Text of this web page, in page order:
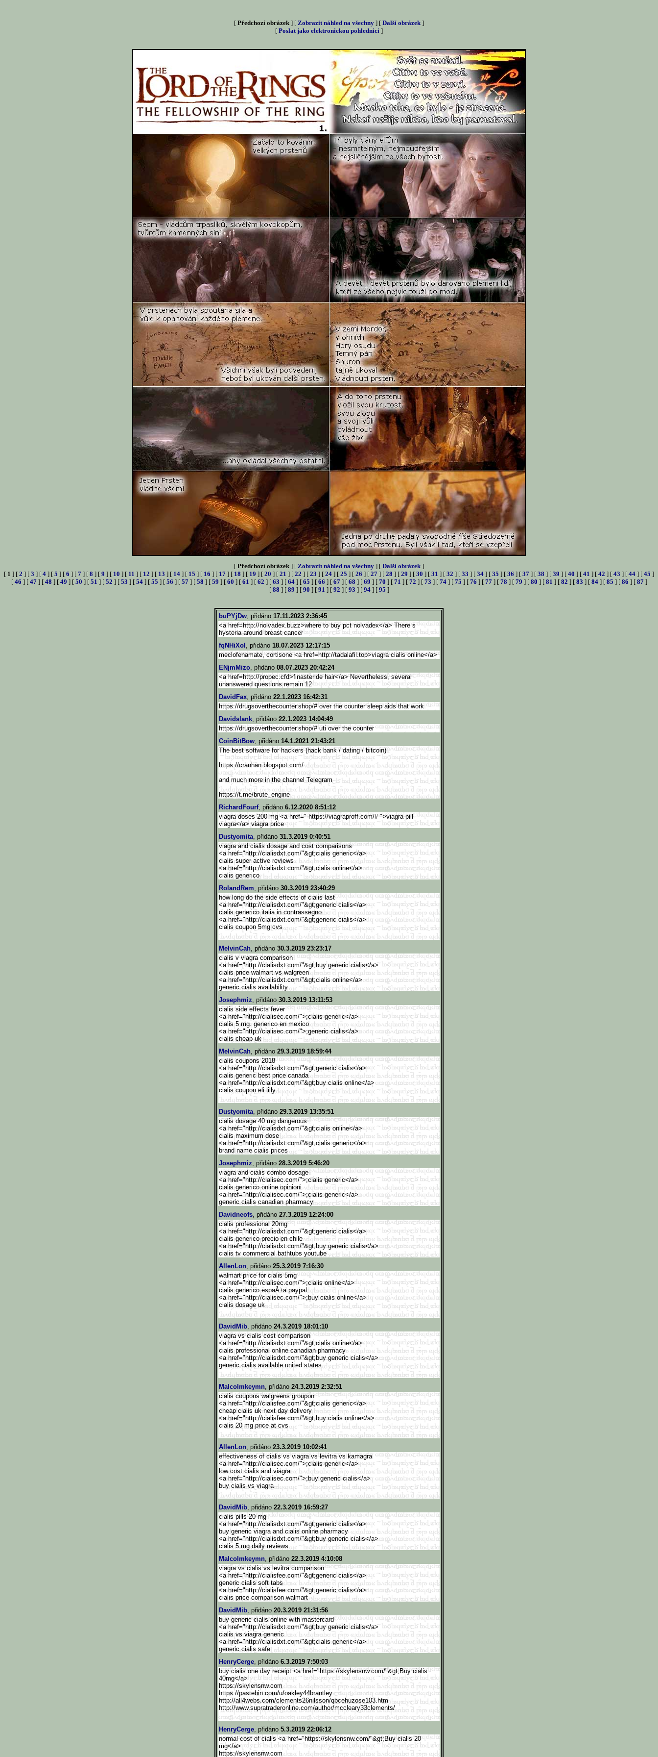
[ Předchozí obrázek ] [ Zobrazit náhled na všechny ] [ Další obrázek ]
[ Poslat jako elektronickou pohlednici ]
[ Předchozí obrázek ] [ Zobrazit náhled na všechny ] [ Další obrázek ]
[ 1 ] [ 2 ] [ 3 ] [ 4 ] [ 5 ] [ 6 ] [ 7 ] [ 8 ] [ 9 ] [ 10 ] [ 11 ] [ 12 ] [ 13 ] [ 14 ] [ 15 ] [ 16 ] [ 17 ] [ 18 ] [ 19 ] [ 20 ] [ 21 ] [ 22 ] [ 23 ] [ 24 ] [ 25 ] [ 26 ] [ 27 ] [ 28 ] [ 29 ] [ 30 ] [ 31 ] [ 32 ] [ 33 ] [ 34 ] [ 35 ] [ 36 ] [ 37 ] [ 38 ] [ 39 ] [ 40 ] [ 41 ] [ 42 ] [ 43 ] [ 44 ] [ 45 ]
[ 46 ] [ 47] [ 48 ] [ 49 ] [ 50 ] [ 51 ] [ 52 ] [ 53 ] [ 54] [ 55 ] [ 56 ] [ 57] [ 58 ] [ 59 ] [ 60 ] [ 61 ] [ 62 ] [ 63 ] [ 64] [ 65 ] [ 66 ] [ 67] [ 68 ] [ 69 ] [ 70 ] [ 71 ] [ 72 ] [ 73 ] [ 74] [ 75 ] [ 76 ] [ 77] [ 78 ] [ 79 ] [ 80 ] [ 81 ] [ 82 ] [ 83 ] [ 84] [ 85 ] [ 86 ] [ 87]
[ 88 ] [ 89 ] [ 90 ] [ 91 ] [ 92 ] [ 93 ] [ 94] [ 95 ]
buPYjDw, přidáno 17.11.2023 2:36:45
<a href=http://nolvadex.buzz>where to buy pct nolvadex</a> There s
hysteria around breast cancer
fqNHiXol , přidáno 18.07.2023 12:17:15
meclofenamate, cortisone <a href=http://tadalafil.top>viagra cialis online</a>
ENjmMizo, přidáno 08.07.2023 20:42:24
<a href=http://propec.cfd>finasteride hair</a> Nevertheless, several
unanswered questions remain 12
DavidFax, přidáno 22.1.2023 16:42:31
https://drugsoverthecounter.shop/# over the counter sleep aids that work
Davidslank, přidáno 22.1.2023 14:04:49
https://drugsoverthecounter.shop/# uti over the counter
CoinBitBow, přidáno 14.1.2021 21:43:21
The best software for hackers (hack bank / dating / bitcoin)
https://cranhan.blogspot.com/
and much more in the channel Telegram
https://t.me/brute_engine
RichardFourf, přidáno 6.12.2020 8:51:12
viagra doses 200 mg <a href=" https://viagraproff.com/# ">viagra pill
viagra</a> viagra price
Dustyomita, přidáno 31.3.2019 0:40:51
viagra and cialis dosage and cost comparisons
<a href="http://cialisdxt.com/"&gt;cialis generic</a>
cialis super active reviews
<a href="http://cialisdxt.com/"&gt;cialis online</a>
cialis generico
RolandRem, přidáno 30.3.2019 23:40:29
how long do the side effects of cialis last
<a href="http://cialisdxt.com/"&gt;generic cialis</a>
cialis generico italia in contrassegno
<a href="http://cialisdxt.com/"&gt;generic cialis</a>
cialis coupon 5mg cvs
MelvinCah, přidáno 30.3.2019 23:23:17
cialis v viagra comparison
<a href="http://cialisdxt.com/"&gt;buy generic cialis</a>
cialis price walmart vs walgreen
<a href="http://cialisdxt.com/"&gt;cialis online</a>
generic cialis availability
Josephmiz, přidáno 30.3.2019 13:11:53
cialis side effects fever
<a href="http://cialisec.com/">;cialis generic</a>
cialis 5 mg. generico en mexico
<a href="http://cialisec.com/">;generic cialis</a>
cialis cheap uk
MelvinCah, přidáno 29.3.2019 18:59:44
cialis coupons 2018
<a href="http://cialisdxt.com/"&gt;generic cialis</a>
cialis generic best price canada
<a href="http://cialisdxt.com/"&gt;buy cialis online</a>
cialis coupon eli lilly
Dustyomita, přidáno 29.3.2019 13:35:51
cialis dosage 40 mg dangerous
<a href="http://cialisdxt.com/"&gt;cialis online</a>
cialis maximum dose
<a href="http://cialisdxt.com/"&gt;cialis generic</a>
brand name cialis prices
Josephmiz, přidáno 28.3.2019 5:46:20
viagra and cialis combo dosage
<a href="http://cialisec.com/">;cialis generic</a>
cialis generico online opinioni
<a href="http://cialisec.com/">;cialis generic</a>
generic cialis canadian pharmacy
Davidneofs, přidáno 27.3.2019 12:24:00
cialis professional 20mg
<a href="http://cialisdxt.com/"&gt;generic cialis</a>
cialis generico precio en chile
<a href="http://cialisdxt.com/"&gt;buy generic cialis</a>
cialis tv commercial bathtubs youtube
AllenLon, přidáno 25.3.2019 7:16:30
walmart price for cialis 5mg
<a href="http://cialisec.com/">;cialis online</a>
cialis generico espaĂ±a paypal
<a href="http://cialisec.com/">;buy cialis online</a>
cialis dosage uk
DavidMib, přidáno 24.3.2019 18:01:10
viagra vs cialis cost comparison
<a href="http://cialisdxt.com/"&gt;cialis online</a>
cialis professional online canadian pharmacy
<a href="http://cialisdxt.com/"&gt;buy generic cialis</a>
generic cialis available united states
Malcolmkeymn, přidáno 24.3.2019 2:32:51
cialis coupons walgreens groupon
<a href="http://cialisfee.com/"&gt;cialis generic</a>
cheap cialis uk next day delivery
<a href="http://cialisfee.com/"&gt;buy cialis online</a>
cialis 20 mg price at cvs
AllenLon, přidáno 23.3.2019 10:02:41
effectiveness of cialis vs viagra vs levitra vs kamagra
<a href="http://cialisec.com/">;cialis generic</a>
low cost cialis and viagra
<a href="http://cialisec.com/">;buy generic cialis</a>
buy cialis vs viagra
DavidMib, přidáno 22.3.2019 16:59:27
cialis pills 20 mg
<a href="http://cialisdxt.com/"&gt;generic cialis</a>
buy generic viagra and cialis online pharmacy
<a href="http://cialisdxt.com/"&gt;buy generic cialis</a>
cialis 5 mg daily reviews
Malcolmkeymn, přidáno 22.3.2019 4:10:08
viagra vs cialis vs levitra comparison
<a href="http://cialisfee.com/"&gt;generic cialis</a>
generic cialis soft tabs
<a href="http://cialisfee.com/"&gt;generic cialis</a>
cialis price comparison walmart
DavidMib, přidáno 20.3.2019 21:31:56
buy generic cialis online with mastercard
<a href="http://cialisdxt.com/"&gt;buy generic cialis</a>
cialis vs viagra generic
<a href="http://cialisdxt.com/"&gt;cialis generic</a>
generic cialis safe
HenryCerge, přidáno 6.3.2019 7:50:03
buy cialis one day receipt <a href="https://skylensnw.com/"&gt;Buy cialis
40mg</a>
https://skylensnw.com
https://pastebin.com/u/oakley44brantley
http://all4webs.com/clements26nilsson/qbcehuzose103.htm
http://www.supratraderonline.com/author/mccleary33clements/
HenryCerge, přidáno 5.3.2019 22:06:12
normal cost of cialis <a href="https://skylensnw.com/"&gt;Buy cialis 20
mg</a>
https://skylensnw.com